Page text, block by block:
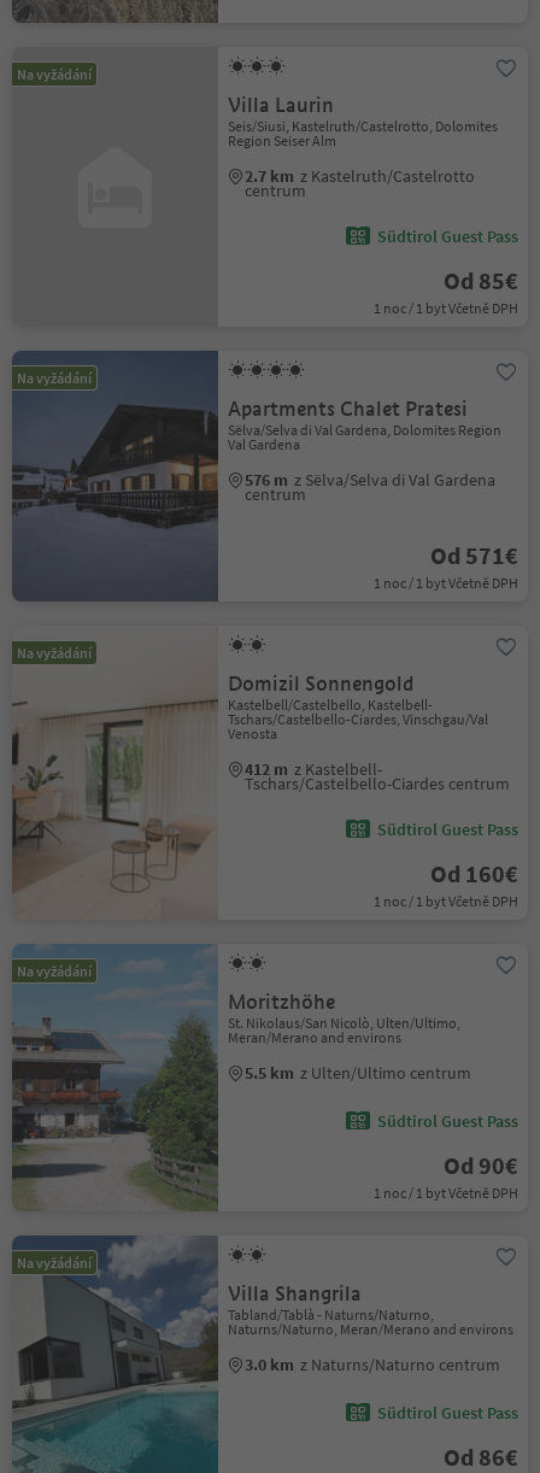
Na vyžádání
Villa Laurin
Seis/Siusi, Kastelruth/Castelrotto, Dolomites
Region Seiser Alm
2.7 km z Kastelruth/Castelrotto
centrum
Südtirol Guest Pass
Od 85€
1 noc / 1 byt Včetně DPH
Na vyžádání
Apartments Chalet Pratesi
Sëlva/Selva di Val Gardena, Dolomites Region
Val Gardena
576 m z Sëlva/Selva di Val Gardena
centrum
Od 571€
1 noc / 1 byt Včetně DPH
Na vyžádání
Domizil Sonnengold
Kastelbell/Castelbello, Kastelbell-
Tschars/Castelbello-Ciardes, Vinschgau/Val
Venosta
412 m z Kastelbell-
Tschars/Castelbello-Ciardes centrum
Südtirol Guest Pass
Od 160€
1 noc / 1 byt Včetně DPH
Na vyžádání
Moritzhöhe
St. Nikolaus/San Nicolò, Ulten/Ultimo,
Meran/Merano and environs
5.5 km z Ulten/Ultimo centrum
Südtirol Guest Pass
Od 90€
1 noc / 1 byt Včetně DPH
Na vyžádání
Villa Shangrila
Tabland/Tablà - Naturns/Naturno,
Naturns/Naturno, Meran/Merano and environs
3.0 km z Naturns/Naturno centrum
Südtirol Guest Pass
Od 86€